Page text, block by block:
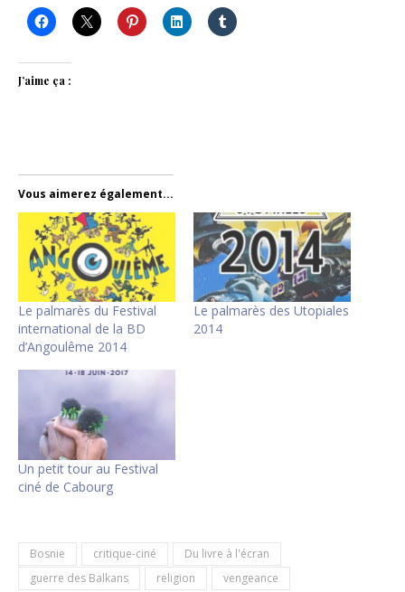
J’aime ça :
Vous aimerez également...
Le palmarès du Festival
international de la BD
d’Angoulême 2014
Le palmarès des Utopiales
2014
Un petit tour au Festival
ciné de Cabourg
Bosnie critique-ciné
Du livre à l'écran
guerre des Balkans
religion vengeance